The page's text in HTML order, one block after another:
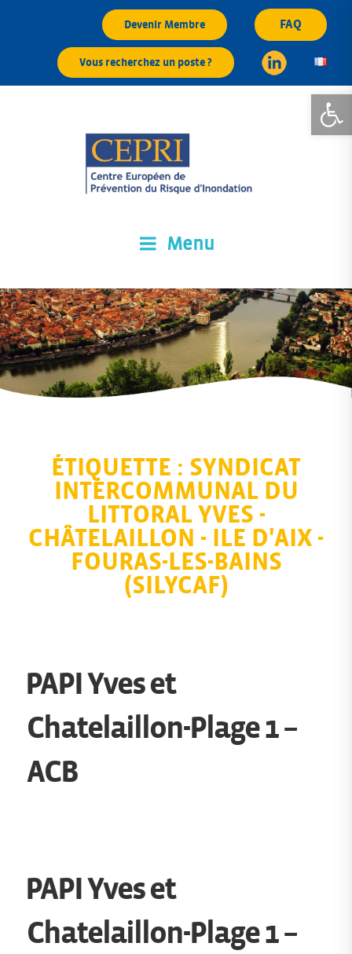
Ouvrir
Devenir Membre FAQ
Vous recherchez un poste ?
Menu
ÉTIQUETTE : SYNDICAT
INTERCOMMUNAL DU
LITTORAL YVES -
CHÂTELAILLON - ILE D'AIX -
FOURAS-LES-BAINS
(SILYCAF)
PAPI Yves et
Chatelaillon-Plage 1 –
ACB
PAPI Yves et
Chatelaillon-Plage 1 –